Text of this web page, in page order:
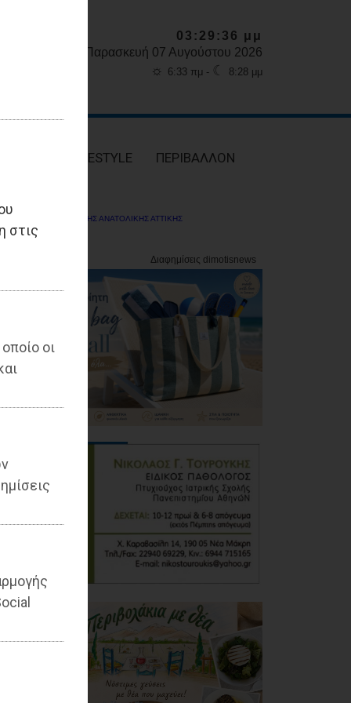
στις
οι
03:29:38 μμ
Παρασκευή 07 Αυγούστου 2026
☼ 6:33 πμ - ☾ 8:28 μμ
LIFESTYLE ΠΕΡΙΒΑΛΛΟΝ
ΔΗΜΟΤΗΣ ΑΝΑΤΟΛΙΚΗΣ ΑΤΤΙΚΗΣ